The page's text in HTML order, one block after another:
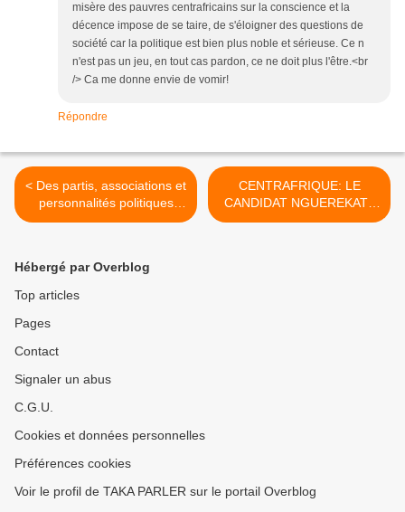
misère des pauvres centrafricains sur la conscience et la
décence impose de se taire, de s'éloigner des questions de
société car la politique est bien plus noble et sérieuse. Ce n
n'est pas un jeu, en tout cas pardon, ce ne doit plus l'être.<br
/> Ca me donne envie de vomir!
Répondre
< Des partis, associations et
personnalités politiques
disent niet aux élections en
CENTRAFRIQUE: LE
CANDIDAT NGUEREKATA
DECIDE DE RENCONTRER
Hébergé par Overblog
Top articles
Pages
Contact
Signaler un abus
C.G.U.
Cookies et données personnelles
Préférences cookies
Voir le profil de TAKA PARLER sur le portail Overblog